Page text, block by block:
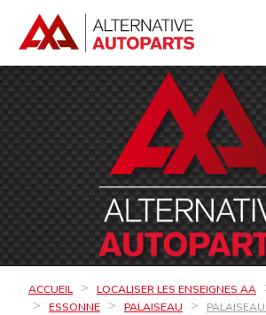
ACCUEIL LOCALISER LES ENSEIGNES AA
ESSONNE
PALAISEAU